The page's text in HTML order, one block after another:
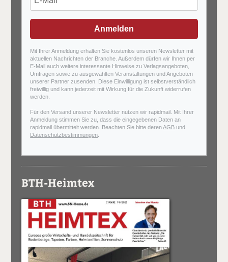
Anmelden
Mit Ihrer Anmeldung erhalten Sie kostenlos unseren Newsletter mit
aktuellen Nachrichten der Branche. Außerdem dürfen wir Ihnen per
E-Mail auch weitere interessante Hinweise zu Verlagsangeboten,
Umfragen sowie zu ausgewählten Veranstaltungen und Angeboten
unserer Partner zusenden. Diese Einwilligung ist selbstverständlich
freiwillig und kann jederzeit mit Wirkung für die Zukunft widerrufen
werden.
Für den Versand unserer Newsletter nutzen wir rapidmail. Mit Ihrer
Anmeldung stimmen Sie zu, dass die eingegebenen Daten an
rapidmail übermittelt werden. Beachten Sie bitte derenAGB und
Datenschutzbestimmungen
BTH-Heimtex